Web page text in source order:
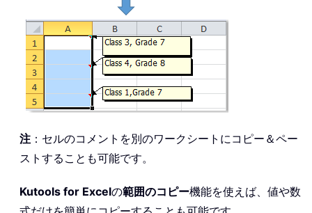
注 ：セルのコメントを別のワークシートにコピー＆ペー
ストすることも可能です。
Kutools for Excelの範囲のコピー機能を使えば、値や数